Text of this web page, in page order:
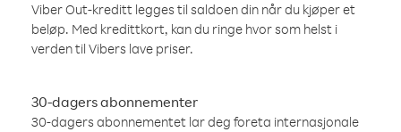
Viber Out-kreditt legges til saldoen din når du kjøper et
beløp. Med kredittkort, kan du ringe hvor som helst i
verden til Vibers lave priser.
30-dagers abonnementer
30-dagers abonnementet lar deg foreta internasjonale